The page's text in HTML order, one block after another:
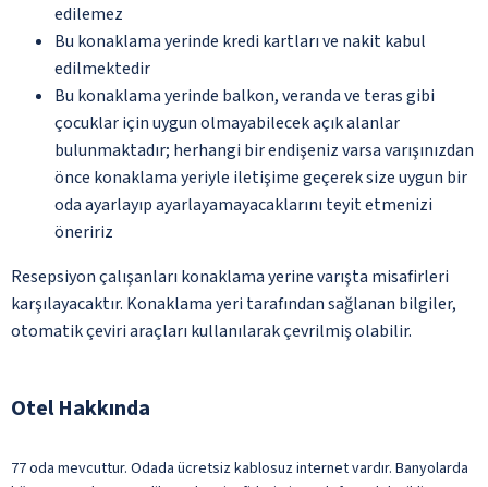
edilemez
Bu konaklama yerinde kredi kartları ve nakit kabul
edilmektedir
Bu konaklama yerinde balkon, veranda ve teras gibi
çocuklar için uygun olmayabilecek açık alanlar
bulunmaktadır; herhangi bir endişeniz varsa varışınızdan
önce konaklama yeriyle iletişime geçerek size uygun bir
oda ayarlayıp ayarlayamayacaklarını teyit etmenizi
öneririz
Resepsiyon çalışanları konaklama yerine varışta misafirleri
karşılayacaktır. Konaklama yeri tarafından sağlanan bilgiler,
otomatik çeviri araçları kullanılarak çevrilmiş olabilir.
Otel Hakkında
77 oda mevcuttur. Odada ücretsiz kablosuz internet vardır. Banyolarda